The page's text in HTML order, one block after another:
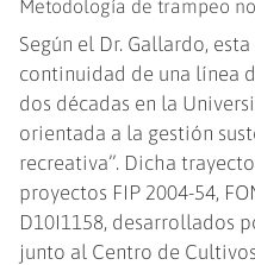
Metodología de trampeo
Según el Dr. Gallardo,
continuidad de una línea
dos décadas en la
orientada a la gestión
recreativa”. Dicha
proyectos FIP 2004-54,
D10I1158, desarrollados
junto al Centro de